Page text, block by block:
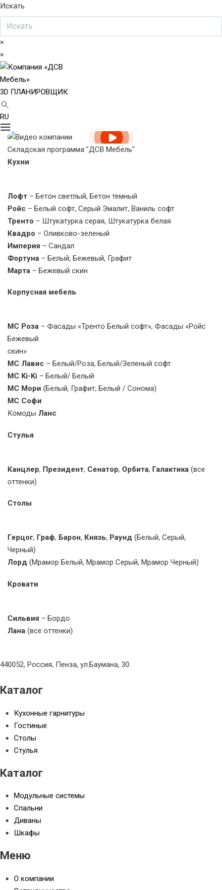
Искать
×
×
3D ПЛАНИРОВЩИК
RU
Складская программа "ДСВ Мебель"
Кухни
Лофт – Бетон светлый, Бетон темный
Ройс – Белый софт, Серый Эмалит, Ваниль софт
Тренто – Штукатурка серая, Штукатурка белая
Квадро – Оливково-зеленый
Империя – Сандал
Фортуна – Белый, Бежевый, Графит
Марта – Бежевый скин
Корпусная мебель
МС Роза – Фасады «Тренто Белый софт», Фасады «Ройс
Бежевый
скин»
МС Лавис – Белый/Роза, Белый/Зеленый софт
МС Ki-Ki – Белый/ Белый
МС Мори (Белый, Графит, Белый / Сонома)
МС Софи
Комоды Ланс
Стулья
Канцлер, Президент, Сенатор, Орбита, Галактика (все
оттенки)
Столы
Герцог, Граф, Барон, Князь, Раунд (Белый, Серый,
Черный)
Лорд (Мрамор Белый, Мрамор Серый, Мрамор Черный)
Кровати
Сильвия – Бордо
Лана (все оттенки)
440052, Россия, Пенза, ул.Баумана, 30.
Каталог
Кухонные гарнитуры
Гостиные
Столы
Стулья
Каталог
Модульные системы
Спальни
Диваны
Шкафы
Меню
О компании